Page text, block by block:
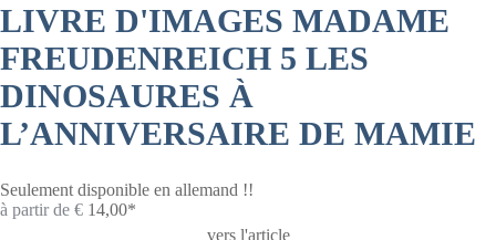
LIVRE D'IMAGES MADAME
FREUDENREICH 5 LES
DINOSAURES À
L’ANNIVERSAIRE DE MAMIE
Seulement disponible en allemand !!
à partir de € 14,00*
vers l'article